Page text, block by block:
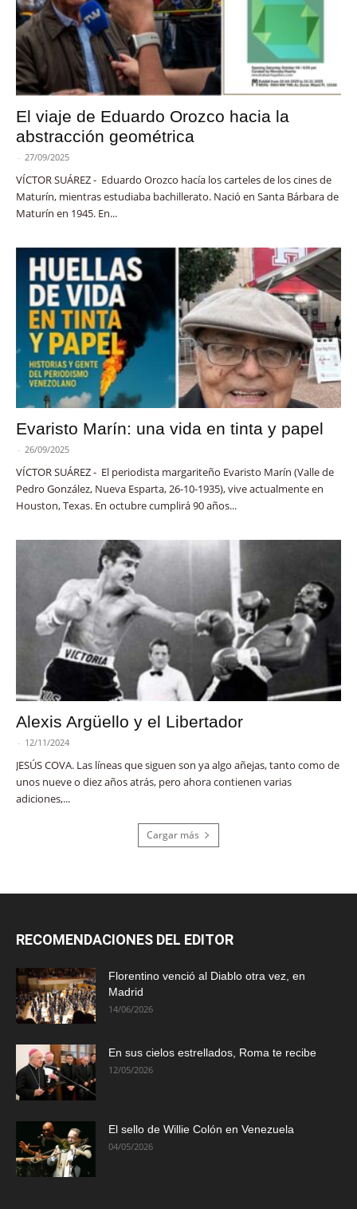
El viaje de Eduardo Orozco hacia la
abstracción geométrica
- 27/09/2025
VÍCTOR SUÁREZ - Eduardo Orozco hacía los carteles de los cines de
Maturín, mientras estudiaba bachillerato. Nació en Santa Bárbara de
Maturín en 1945. En...
Evaristo Marín: una vida en tinta y papel
- 26/09/2025
VÍCTOR SUÁREZ - El periodista margariteño Evaristo Marín (Valle de
Pedro González, Nueva Esparta, 26-10-1935), vive actualmente en
Houston, Texas. En octubre cumplirá 90 años...
Alexis Argüello y el Libertador
- 12/11/2024
JESÚS COVA. Las líneas que siguen son ya algo añejas, tanto como de
unos nueve o diez años atrás, pero ahora contienen varias
adiciones,...
Cargar más
RECOMENDACIONES DEL EDITOR
Florentino venció al Diablo otra vez, en
Madrid
14/06/2026
En sus cielos estrellados, Roma te recibe
12/05/2026
El sello de Willie Colón en Venezuela
04/05/2026